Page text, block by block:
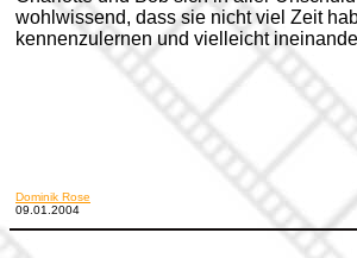
wohlwissend, dass sie nicht viel Zeit
kennenzulernen und vielleicht
Dominik Rose
09.01.2004